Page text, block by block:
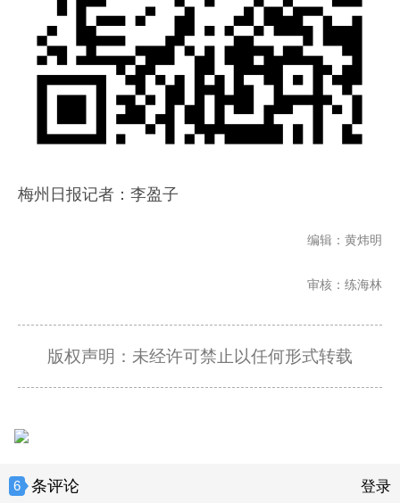
梅州日报记者：李盈子
编辑：黄炜明
审核：练海林
版权声明：未经许可禁止以任何形式转载
6 条评论 登录